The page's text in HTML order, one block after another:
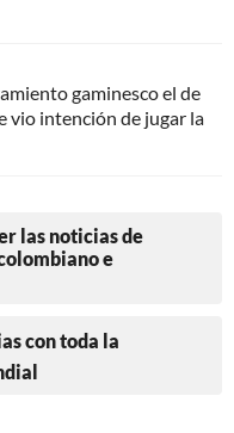
gaminesco el de
vio intención de jugar la
las noticias de
e
con toda la